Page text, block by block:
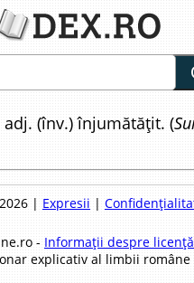
adj. (înv.) înjumătățit. (
| Expresii |
- Informații despre licență
explicativ al limbii române